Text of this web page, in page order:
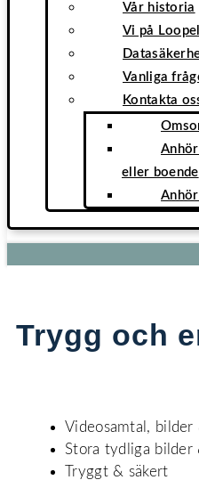
Vår historia
Vi på
Vanliga
Kontakta
eller boende
Trygg och
Videosamtal, bilder
Stora tydliga bilder
Tryggt & säkert